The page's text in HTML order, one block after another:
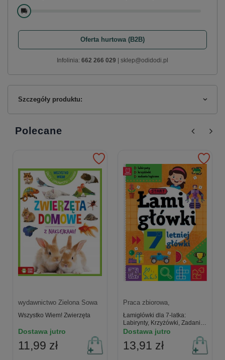
🚚
Oferta hurtowa (B2B)
Infolinia: 662 266 029 | sklep@odidodi.pl
Szczegóły produktu:
Polecane
wydawnictwo Zielona Sowa
Wszystko Wiem! Zwierzęta
Dostawa jutro
11,99 zł
Praca zbiorowa,
Łamigłówki dla 7-latka:
Labirynty, Krzyżówki, Zadania
Logiczne
Dostawa jutro
13,91 zł